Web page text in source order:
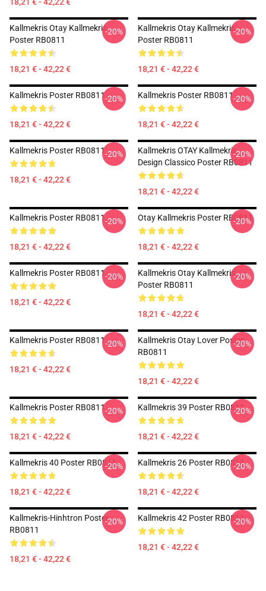
Kallmekris Otay Kallmekris
Poster RB0811
18,21 € - 42,22 €
-20%
Kallmekris Otay Kallmekris
Poster RB0811
18,21 € - 42,22 €
-20%
Kallmekris Poster RB0811
18,21 € - 42,22 €
-20% Kallmekris Poster RB0811
18,21 € - 42,22 €
-20%
Kallmekris Poster RB0811
18,21 € - 42,22 €
-20%
Kallmekris OTAY Kallmekris
Design Classico Poster RB0811
18,21 € - 42,22 €
-20%
Kallmekris Poster RB0811
18,21 € - 42,22 €
-20% Otay Kallmekris Poster RB0811
18,21 € - 42,22 €
-20%
Kallmekris Poster RB0811
18,21 € - 42,22 €
-20%
Kallmekris Otay Kallmekris
Poster RB0811
18,21 € - 42,22 €
-20%
Kallmekris Poster RB0811
18,21 € - 42,22 €
-20%
Kallmekris Otay Lover Poster
RB0811
18,21 € - 42,22 €
-20%
Kallmekris Poster RB0811
18,21 € - 42,22 €
-20% Kallmekris 39 Poster RB0811
18,21 € - 42,22 €
-20%
Kallmekris 40 Poster RB0811
18,21 € - 42,22 €
-20% Kallmekris 26 Poster RB0811
18,21 € - 42,22 €
-20%
Kallmekris-Hinhtron Poster
RB0811
18,21 € - 42,22 €
-20% Kallmekris 42 Poster RB0811
18,21 € - 42,22 €
-20%